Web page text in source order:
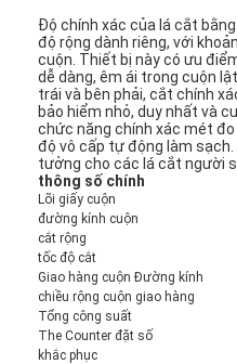
Độ chính xác của lá cắt
độ rộng dành riêng, với
cuộn. Thiết bị này có ưu
dễ dàng, êm ái trong cuộn
trái và bên phải, cắt chính
bảo hiểm nhỏ, duy nhất và
chức năng chính xác mét
độ vô cấp tự động làm
tưởng cho các lá cắt người
thông số chính
Lõi giấy cuộn
đường kính cuộn
cắt rộng
tốc độ cắt
Giao hàng cuộn Đường kính
chiều rộng cuộn giao hàng
Tổng công suất
The Counter đặt số
khắc phục